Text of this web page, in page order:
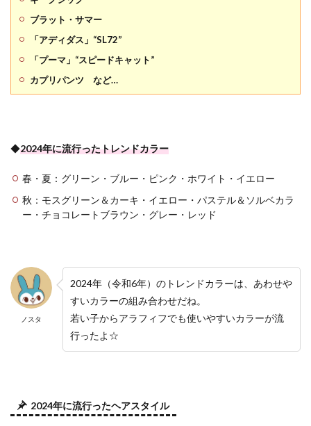
ブラット・サマー
「アディダス」“SL72”
「プーマ」“スピードキャット”
カプリパンツ など…
◆2024年に流行ったトレンドカラー
春・夏：グリーン・ブルー・ピンク・ホワイト・イエロー
秋：モスグリーン＆カーキ・イエロー・パステル＆ソルベカラ
ー・チョコレートブラウン・グレー・レッド
ノスタ
2024年（令和6年）のトレンドカラーは、あわせや
すいカラーの組み合わせだね。
若い子からアラフィフでも使いやすいカラーが流
行ったよ☆
2024年に流行ったヘアスタイル